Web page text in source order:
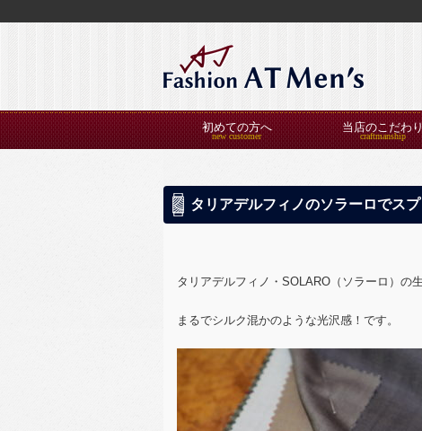
初めての方へ 当店のこだわり
タリアデルフィノのソラーロでス
タリアデルフィノ・SOLARO（ソラーロ） の
まるでシルク混かのような光沢感！です。